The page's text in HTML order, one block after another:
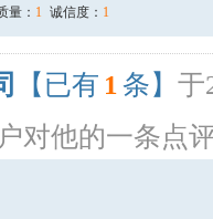
量： 1 诚信度： 1
【已有 1 条】 于
对他的一条点